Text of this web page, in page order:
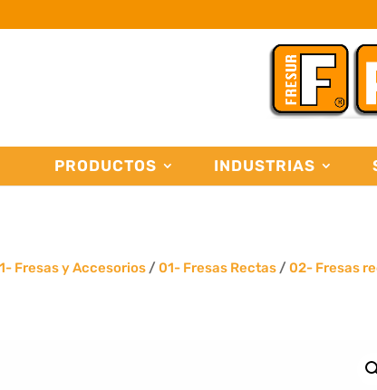
PRODUCTOS INDUSTRIAS
Fresas y Accesorios /01- Fresas Rectas /02- Fresas